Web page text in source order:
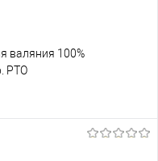
валяния 100%
РТО